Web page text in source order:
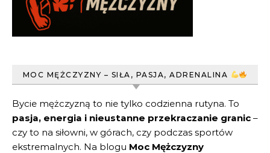
MOC MĘŻCZYZNY – SIŁA, PASJA, ADRENALINA
Bycie mężczyzną to nie tylko codzienna rutyna. To
pasja, energia i nieustanne przekraczanie granic –
czy to na siłowni, w górach, czy podczas sportów
ekstremalnych. Na blogu Moc Mężczyzny